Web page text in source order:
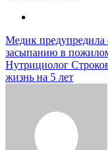
Навигация
по
записям
Медик
засыпанию в
Нутрициолог
жизнь на 5 лет